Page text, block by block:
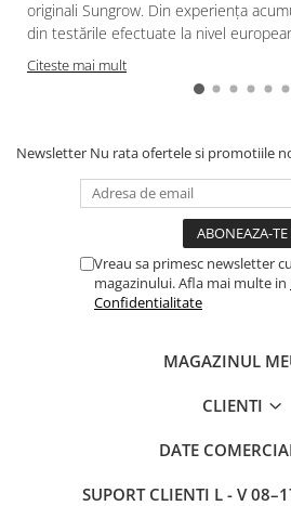
Priza+Intrerupator
Pulsar Touch
Surse de iluminat
Conventionale
Corpuri de iluminat decorative
Corpuri iluminat exterior
Corpuri iluminat interior
Aplica LED
originali Sungrow. Din experiența
din testările efectuate la nivel
Citeste mai mult
Newsletter Nu rata ofertele si promotiile
Vreau sa primesc newsletter
magazinului. Afla mai multe in
Confidentialitate
MAGAZINUL
CLIENTI
DATE
SUPORT CLIENTI L - V